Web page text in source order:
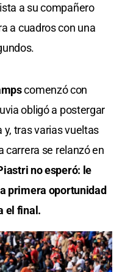
a su compañero
a cuadros con una
comenzó con
obligó a postergar
y, tras varias vueltas
carrera se relanzó en
no esperó: le
primera oportunidad
el final.